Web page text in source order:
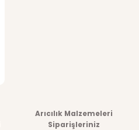
Arıcılık Malzemeleri
Siparişleriniz